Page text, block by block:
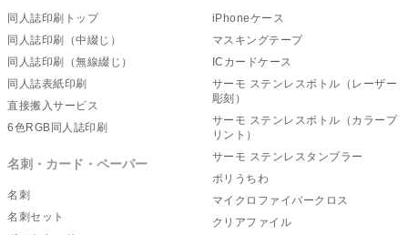
同人誌印刷トップ
同人誌印刷（中綴じ）
同人誌印刷（無線綴じ）
同人誌表紙印刷
直接搬入サービス
6色RGB同人誌印刷
名刺・カード・ペーパー
名刺
名刺セット
iPhoneケース
マスキングテープ
ICカードケース
サーモ ステンレスボトル（レーザー
彫刻）
サーモ ステンレスボトル（カラープ
リント）
サーモ ステンレスタンブラー
ポリうちわ
マイクロファイバークロス
クリアファイル